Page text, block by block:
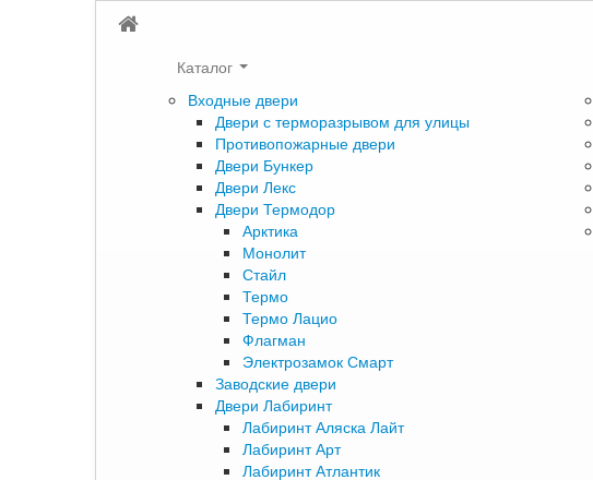
Каталог
Входные двери
Двери с терморазрывом для улицы
Противопожарные двери
Двери Бункер
Двери Лекс
Двери Термодор
Арктика
Монолит
Стайл
Термо
Термо Лацио
Флагман
Электрозамок Смарт
Заводские двери
Двери Лабиринт
Лабиринт Аляска Лайт
Лабиринт Арт
Лабиринт Атлантик